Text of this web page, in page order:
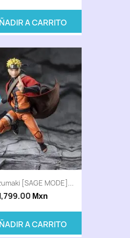
A CARRITO
[SAGE MODE]...
Mxn
A CARRITO